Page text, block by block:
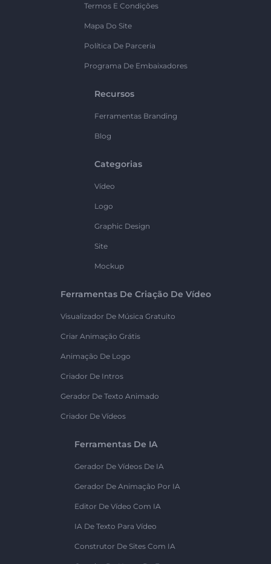
Termos E Condições
Mapa Do Site
Política De Parceria
Programa De Embaixadores
Recursos
Ferramentas Branding
Blog
Categorias
Vídeo
Logo
Graphic Design
Site
Mockup
Ferramentas De Criação De Vídeo
Visualizador De Música Gratuito
Criar Animação Grátis
Animação De Logo
Criador De Intros
Gerador De Texto Animado
Criador De Vídeos
Ferramentas De IA
Gerador De Vídeos De IA
Gerador De Animação Por IA
Editor De Vídeo Com IA
IA De Texto Para Vídeo
Construtor De Sites Com IA